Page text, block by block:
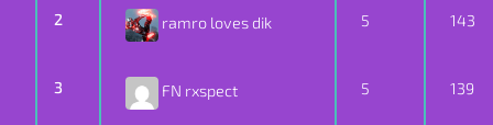
2 ramro loves dik 5 143
3 FN rxspect 5 139